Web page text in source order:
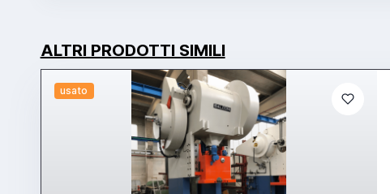
ALTRI PRODOTTI SIMILI
usato